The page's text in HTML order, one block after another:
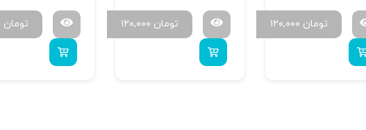
۱۲۰,۰۰۰ تومان ۱۲۰,۰۰۰ تومان تومان